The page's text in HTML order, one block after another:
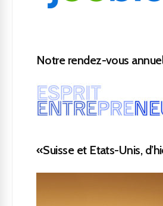
Notre rendez-vous
«Suisse et Etats-Unis,